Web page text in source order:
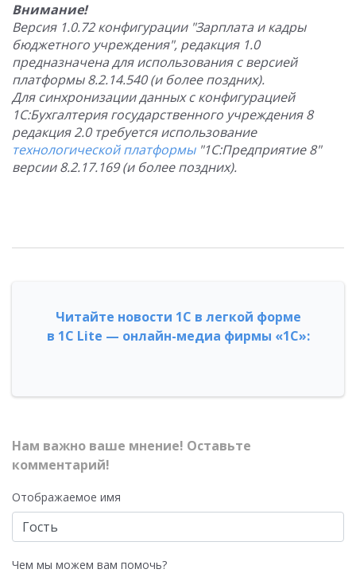
Внимание!
Версия 1.0.72 конфигурации "Зарплата и кадры
бюджетного учреждения", редакция 1.0
предназначена для использования с версией
платформы 8.2.14.540 (и более поздних).
Для синхронизации данных с конфигурацией
1С:Бухгалтерия государственного учреждения 8
редакция 2.0 требуется использование
технологической платформы"1С:Предприятие 8"
версии 8.2.17.169 (и более поздних).
Читайте новости 1С в легкой форме
в 1С Lite — онлайн-медиа фирмы «1С»:
Нам важно ваше мнение! Оставьте
комментарий!
Отображаемое имя
Чем мы можем вам помочь?